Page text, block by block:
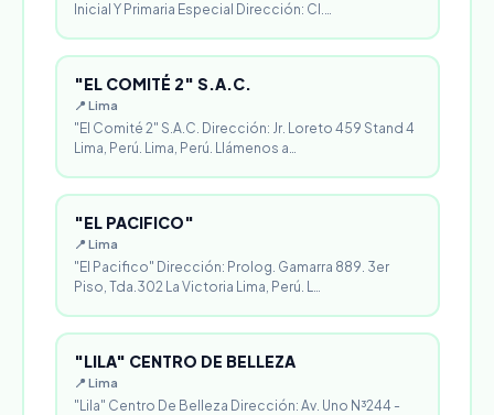
Inicial Y Primaria Especial Dirección: Cl.…
"EL COMITÉ 2" S.A.C.
📍 Lima
"El Comité 2" S.A.C. Dirección: Jr. Loreto 459 Stand 4
Lima, Perú. Lima, Perú. Llámenos a…
"EL PACIFICO"
📍 Lima
"El Pacifico" Dirección: Prolog. Gamarra 889. 3er
Piso, Tda.302 La Victoria Lima, Perú. L…
"LILA" CENTRO DE BELLEZA
📍 Lima
"Lila" Centro De Belleza Dirección: Av. Uno N³244 -